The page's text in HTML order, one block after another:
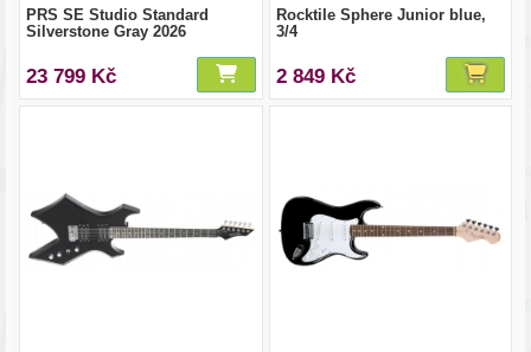
PRS SE Studio Standard
Silverstone Gray 2026
23 799 Kč
Rocktile Sphere Junior blue,
3/4
2 849 Kč